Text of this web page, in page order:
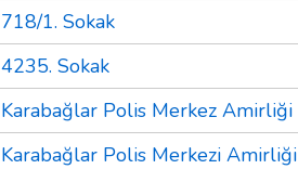
718/1. Sokak
4235. Sokak
Karabağlar Polis Merkez Amirliği
Karabağlar Polis Merkezi Amirliği